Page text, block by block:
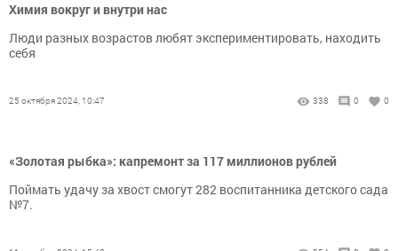
Химия вокруг и внутри нас
Люди разных возрастов любят экспериментировать, находить
себя
25 октября 2024, 10:47 338 0 0
«Золотая рыбка»: капремонт за 117 миллионов рублей
Поймать удачу за хвост смогут 282 воспитанника детского сада
№7.